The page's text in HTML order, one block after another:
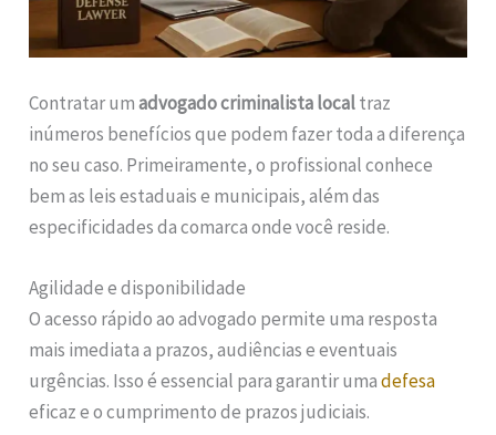
Contratar umadvogado criminalista localtraz
inúmeros benefícios que podem fazer toda a diferença
no seu caso. Primeiramente, o profissional conhece
bem as leis estaduais e municipais, além das
especificidades da comarca onde você reside.
Agilidade e disponibilidade
O acesso rápido ao advogado permite uma resposta
mais imediata a prazos, audiências e eventuais
urgências. Isso é essencial para garantir umadefesa
eficaz e o cumprimento de prazos judiciais.